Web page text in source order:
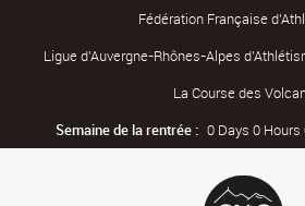
Fédération Française
Ligue d’Auvergne-Rhônes-Alpes
La Course des
Semaine de la rentrée : 0 Days 0